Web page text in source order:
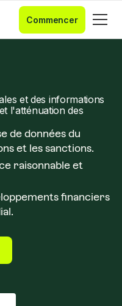
Commencer
et des informations
l'atténuation des
de données du
et les sanctions.
raisonnable et
financiers